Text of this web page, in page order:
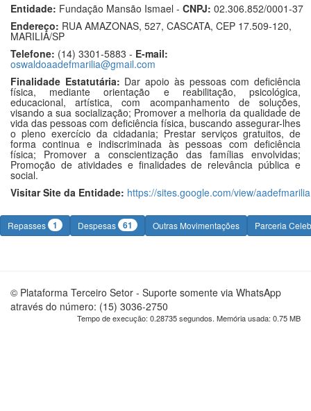
Entidade: Fundação Mansão Ismael - CNPJ: 02.306.852/0001-37
Endereço: RUA AMAZONAS, 527, CASCATA, CEP 17.509-120,
MARILIA/SP
Telefone: (14) 3301-5883 - E-mail:
oswaldoaadefmarilia@gmail.com
Finalidade Estatutária: Dar apoio às pessoas com deficiência
física, mediante orientação e reabilitação, psicológica,
educacional, artística, com acompanhamento de soluções,
visando a sua socialização; Promover a melhoria da qualidade de
vida das pessoas com deficiência física, buscando assegurar-lhes
o pleno exercício da cidadania; Prestar serviços gratuitos, de
forma continua e indiscriminada às pessoas com deficiência
física; Promover a conscientização das famílias envolvidas;
Promoção de atividades e finalidades de relevância pública e
social.
Visitar Site da Entidade: https://sites.google.com/view/aadefmarilia
Repasses 1 Despesas 61 Outras Movimentações Parceria
© Plataforma Terceiro Setor - Suporte somente via WhatsApp
através do número: (15) 3036-2750
Tempo de execução: 0.28735 segundos. Memória usada: 0.75 MB